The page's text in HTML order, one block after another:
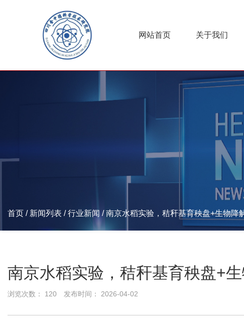
网站首页 关于我们
首页 / 新闻列表 /行业新闻 /南京水稻实验，秸秆基育秧盘+生物降
南京水稻实验，秸秆基育秧盘+
浏览次数： 120 发布时间： 2026-04-02